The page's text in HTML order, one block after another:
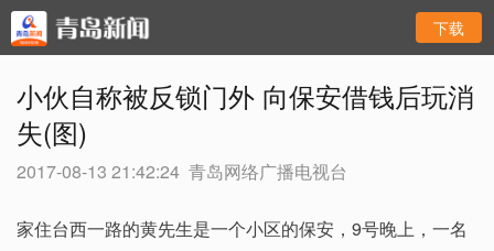
下载
小伙自称被反锁门外 向保安借钱后玩消
失(图)
2017-08-13 21:42:24 青岛网络广播电视台
家住台西一路的黄先生是一个小区的保安，9号晚上，一名